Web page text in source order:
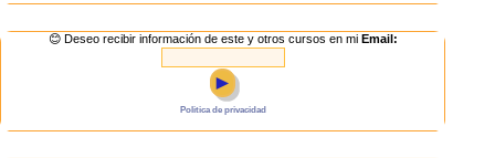
formación ya que
eres tu quien
decide el horario
de aprendizaje.
😊 Deseo recibir información de este y otros cursos en mi Email:
►
Politica de privacidad